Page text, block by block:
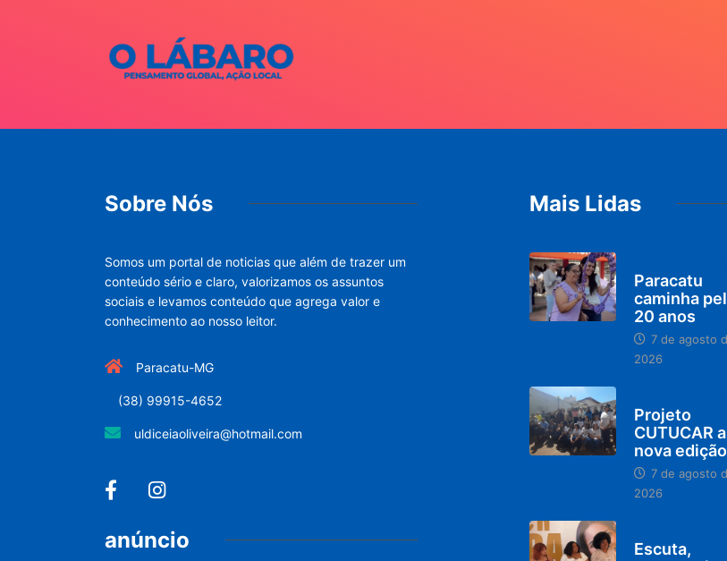
Sobre Nós
Somos um portal de noticias que além de trazer um
conteúdo sério e claro, valorizamos os assuntos
sociais e levamos conteúdo que agrega valor e
conhecimento ao nosso leitor.
Paracatu-MG
(38) 99915-4652
uldiceiaoliveira@hotmail.com
anúncio
Mais Lidas
Paracatu
caminha
20 anos
7 de agosto
2026
Projeto
CUTUCAR
nova edição
7 de agosto
2026
Escuta,